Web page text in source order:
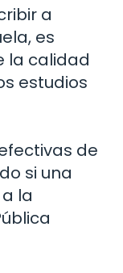
a
es
la calidad
estudios
de
si una
la